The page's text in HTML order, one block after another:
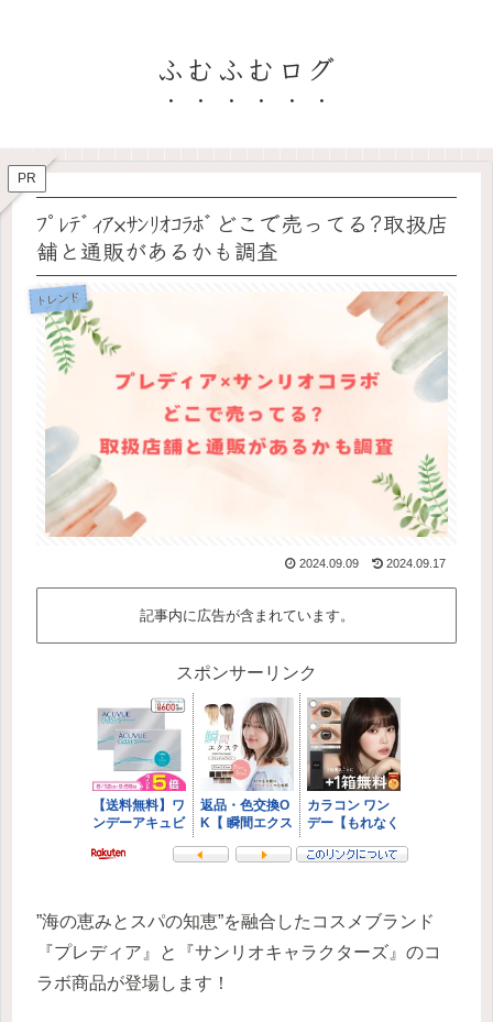
ふむふむログ
PR
ﾌﾟﾚﾃﾞｨｱ×ｻﾝﾘｵｺﾗﾎﾞどこで売ってる?取扱店
舗と通販があるかも調査
トレンド
2024.09.09 2024.09.17
記事内に広告が含まれています。
スポンサーリンク
”海の恵みとスパの知恵”を融合したコスメブランド
『プレディア』と『サンリオキャラクターズ』のコ
ラボ商品が登場します！